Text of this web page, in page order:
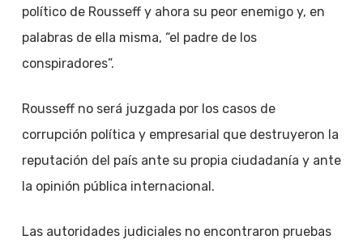
político de Rousseff y ahora su peor enemigo y, en
palabras de ella misma, “el padre de los
conspiradores”.
Rousseff no será juzgada por los casos de
corrupción política y empresarial que destruyeron la
reputación del país ante su propia ciudadanía y ante
la opinión pública internacional.
Las autoridades judiciales no encontraron pruebas